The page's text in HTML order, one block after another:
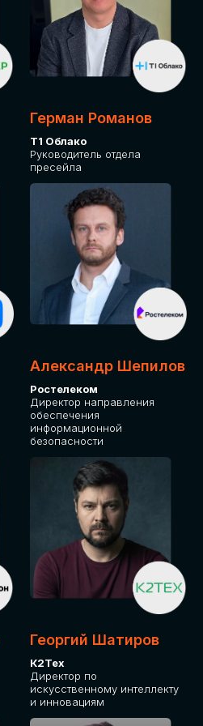
Герман Романов
Т1 Облако
Руководитель отдела
пресейла
Александр Шепилов
Ростелеком
Директор направления
обеспечения
информационной
безопасности
Георгий Шатиров
К2Тех
Директор по
искусственному интеллекту
и инновациям